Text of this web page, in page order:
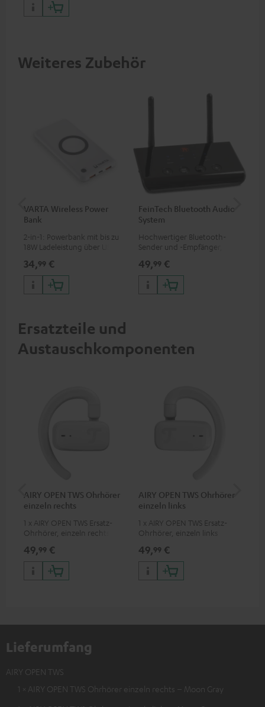
Geräte mit USB-C-Anschluss
Weiteres Zubehör
VARTA Wireless Power
Bank
2-in-1: Powerbank mit bis zu
18W Ladeleistung über USB
bis zu 10W Ladestrom
34,99 €
FeinTech Bluetooth Audio
System
Hochwertiger Bluetooth-
Sender und -Empfänger,
Bluetooth-Kopfhörer oder
Komplettanlagen sowie
Soundbars
49,99 €
Ersatzteile und
Austauschkomponenten
AIRY OPEN TWS Ohrhörer
einzeln rechts
1 x AIRY OPEN TWS Ersatz-
Ohrhörer, einzeln rechts
49,99 €
AIRY OPEN TWS Ohrhörer
einzeln links
1 x AIRY OPEN TWS Ersatz-
Ohrhörer, einzeln links
49,99 €
Lieferumfang
AIRY OPEN TWS
1 × AIRY OPEN TWS Ohrhörer einzeln rechts – Moon Gray